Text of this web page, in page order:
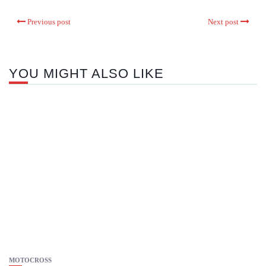
Previous post Next post
YOU MIGHT ALSO LIKE
MOTOCROSS